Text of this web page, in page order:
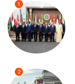
1
2